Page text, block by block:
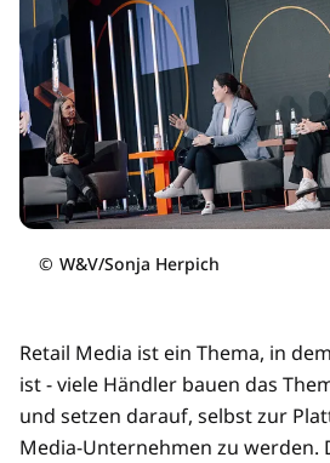
© W&V/Sonja Herpich
Retail Media ist ein Thema, in
ist - viele Händler bauen das
und setzen darauf, selbst zur
Media-Unternehmen zu werden.